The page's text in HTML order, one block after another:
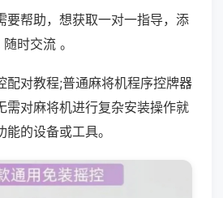
要帮助，想获取一对一指导，添
时交流 。
配对教程;普通麻将机程序控牌器
需对麻将机进行复杂安装操作就
的设备或工具。